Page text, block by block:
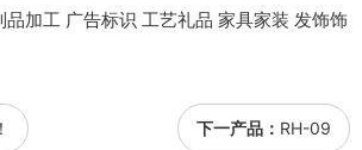
品加工 广告标识 工艺礼品 家具家装 发饰饰
下一产品： RH-09